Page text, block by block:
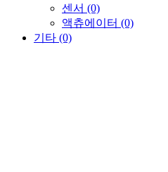
센서 (0)
액츄에이터 (0)
기타 (0)